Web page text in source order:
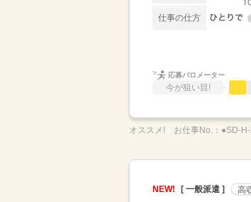
仕事の仕方
応募バロメーター
今が狙い目!
オススメ! お仕事No.： ●SD-
NEW! [ 一般派遣 ] 高